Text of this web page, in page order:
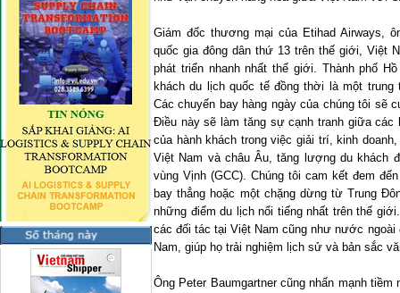
Giám đốc thương mại của Etihad Airways,
quốc gia đông dân thứ 13 trên thế giới, Việt
phát triển nhanh nhất thế giới. Thành phố
khách du lịch quốc tế đồng thời là một
Các chuyến bay hàng ngày của chúng tôi sẽ
Điều này sẽ làm tăng sự cạnh tranh giữa các
của hành khách trong việc giải trí, kinh
Việt Nam và châu Âu, tăng lượng du khách
vùng Vịnh (GCC). Chúng tôi cam kết đem
bay thẳng hoặc một chặng dừng từ Trung
những điểm du lịch nổi tiếng nhất trên thế
các đối tác tại Việt Nam cũng như nước
Nam, giúp họ trải nghiệm lịch sử và bản sắc
Ông Peter Baumgartner cũng nhấn mạnh tiềm